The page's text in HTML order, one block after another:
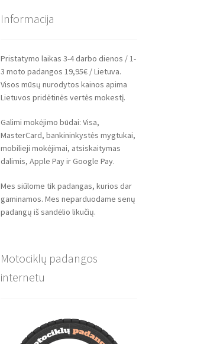
Informacija
Pristatymo laikas 3-4 darbo dienos / 1-
3 moto padangos 19,95€ / Lietuva.
Visos mūsų nurodytos kainos apima
Lietuvos pridėtinės vertės mokestį.
Galimi mokėjimo būdai: Visa,
MasterCard, bankininkystės mygtukai,
mobilieji mokėjimai, atsiskaitymas
dalimis, Apple Pay ir Google Pay.
Mes siūlome tik padangas, kurios dar
gaminamos. Mes neparduodame senų
padangų iš sandėlio likučių.
Motociklų padangos
internetu